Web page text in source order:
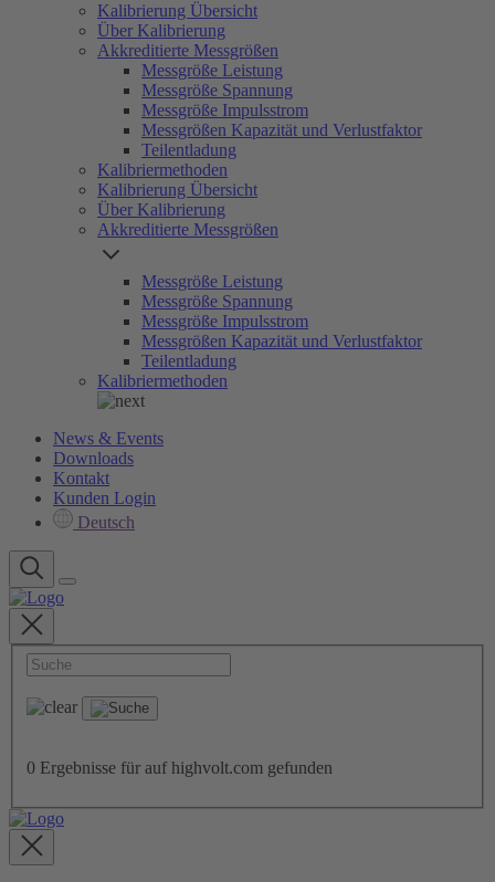
Kalibrierung Übersicht
Über Kalibrierung
Akkreditierte Messgrößen
Messgröße Leistung
Messgröße Spannung
Messgröße Impulsstrom
Messgrößen Kapazität und Verlustfaktor
Teilentladung
Kalibriermethoden
Kalibrierung Übersicht
Über Kalibrierung
Akkreditierte Messgrößen
Messgröße Leistung
Messgröße Spannung
Messgröße Impulsstrom
Messgrößen Kapazität und Verlustfaktor
Teilentladung
Kalibriermethoden
News & Events
Downloads
Kontakt
Kunden Login
Deutsch
0 Ergebnisse für auf highvolt.com gefunden